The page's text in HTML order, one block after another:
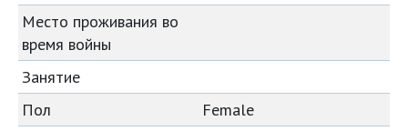
Место проживания во
время войны
Занятие
Пол
Female